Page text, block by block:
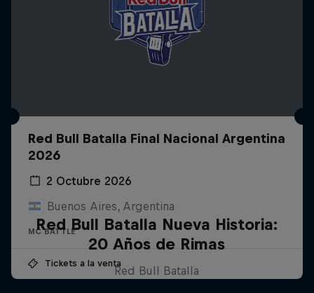
Red Bull Batalla Final Nacional Argentina
2026
2 Octubre 2026
Buenos Aires, Argentina
MC BATTLE
Tickets a la venta
Red Bull Batalla Nueva Historia:
20 Años de Rimas
Red Bull Batalla